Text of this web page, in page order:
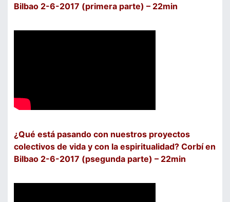
Bilbao 2-6-2017 (primera parte) – 22min
¿Qué está pasando con nuestros proyectos
colectivos de vida y con la espiritualidad? Corbí en
Bilbao 2-6-2017 (psegunda parte) – 22min